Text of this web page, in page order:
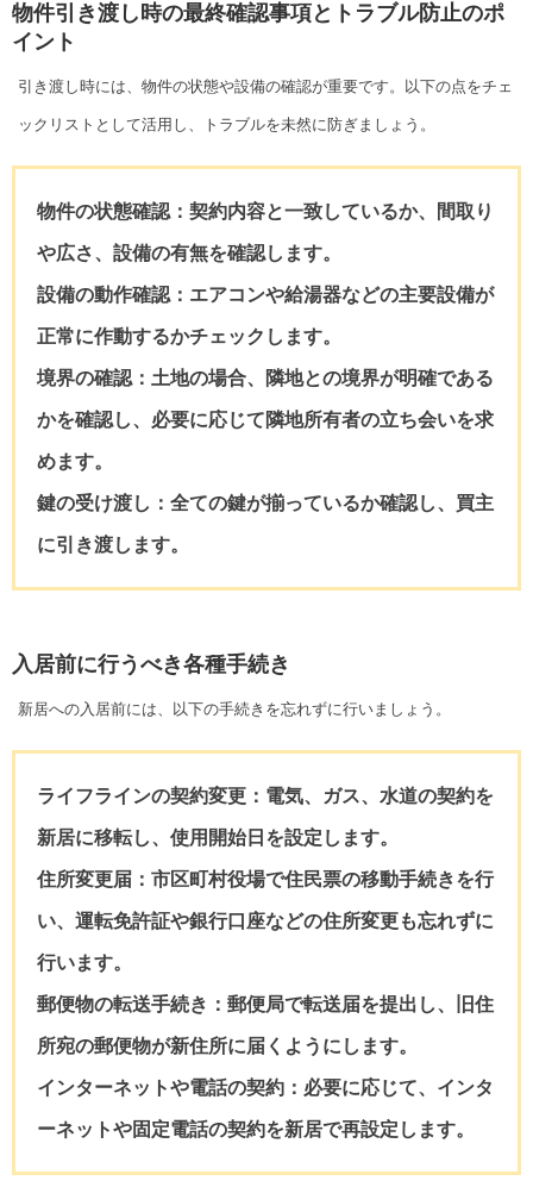
物件引き渡し時の最終確認事項とトラブル防止のポ
イント
引き渡し時には、物件の状態や設備の確認が重要です。以下の点をチェ
ックリストとして活用し、トラブルを未然に防ぎましょう。
物件の状態確認： 契約内容と一致しているか、間取り
や広さ、設備の有無を確認します。
設備の動作確認： エアコンや給湯器などの主要設備が
正常に作動するかチェックします。
境界の確認： 土地の場合、隣地との境界が明確である
かを確認し、必要に応じて隣地所有者の立ち会いを求
めます。
鍵の受け渡し： 全ての鍵が揃っているか確認し、買主
に引き渡します。
入居前に行うべき各種手続き
新居への入居前には、以下の手続きを忘れずに行いましょう。
ライフラインの契約変更： 電気、ガス、水道の契約を
新居に移転し、使用開始日を設定します。
住所変更届： 市区町村役場で住民票の移動手続きを行
い、運転免許証や銀行口座などの住所変更も忘れずに
行います。
郵便物の転送手続き： 郵便局で転送届を提出し、旧住
所宛の郵便物が新住所に届くようにします。
インターネットや電話の契約： 必要に応じて、インタ
ーネットや固定電話の契約を新居で再設定します。